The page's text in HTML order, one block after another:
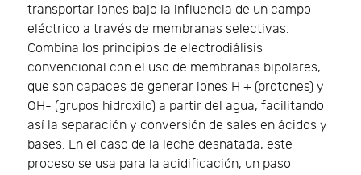
transportar iones bajo la influencia de un campo
eléctrico a través de membranas selectivas.
Combina los principios de electrodiálisis
convencional con el uso de membranas bipolares,
que son capaces de generar iones H + (protones) y
OH- (grupos hidroxilo) a partir del agua, facilitando
así la separación y conversión de sales en ácidos y
bases. En el caso de la leche desnatada, este
proceso se usa para la acidificación, un paso